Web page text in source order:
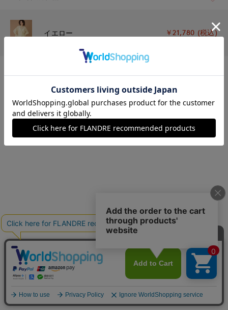
イエロー ￥21,780 (税込)